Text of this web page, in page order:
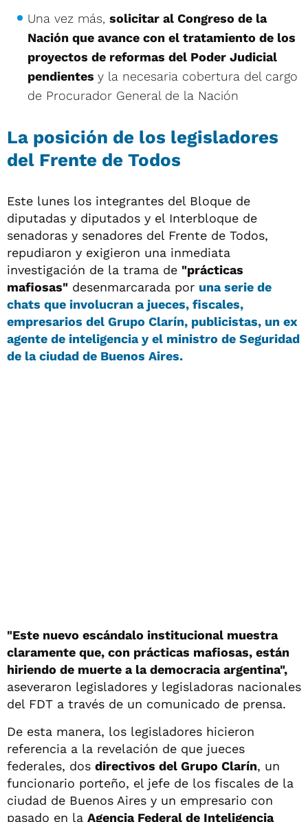
Una vez más, solicitar al Congreso de la
Nación que avance con el tratamiento de los
proyectos de reformas del Poder Judicial
pendientes y la necesaria cobertura del cargo
de Procurador General de la Nación
La posición de los legisladores
del Frente de Todos
Este lunes los integrantes del Bloque de
diputadas y diputados y el Interbloque de
senadoras y senadores del Frente de Todos,
repudiaron y exigieron una inmediata
investigación de la trama de "prácticas
mafiosas" desenmarcarada por una serie de
chats que involucran a jueces, fiscales,
empresarios del Grupo Clarín, publicistas, un ex
agente de inteligencia y el ministro de Seguridad
de la ciudad de Buenos Aires.
"Este nuevo escándalo institucional muestra
claramente que, con prácticas mafiosas, están
hiriendo de muerte a la democracia argentina",
aseveraron legisladores y legisladoras nacionales
del FDT a través de un comunicado de prensa.
De esta manera, los legisladores hicieron
referencia a la revelación de que jueces
federales, dos directivos del Grupo Clarín, un
funcionario porteño, el jefe de los fiscales de la
ciudad de Buenos Aires y un empresario con
pasado en la Agencia Federal de Inteligencia